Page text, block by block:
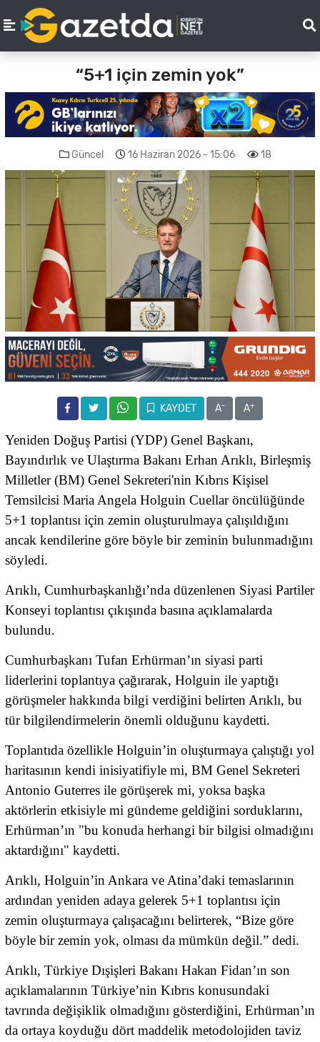
“5+1 için zemin yok”
Güncel 16 Haziran 2026 - 15:06 18
KAYDET A- A+
Yeniden Doğuş Partisi (YDP) Genel Başkanı,
Bayındırlık ve Ulaştırma Bakanı Erhan Arıklı, Birleşmiş
Milletler (BM) Genel Sekreteri'nin Kıbrıs Kişisel
Temsilcisi Maria Angela Holguin Cuellar öncülüğünde
5+1 toplantısı için zemin oluşturulmaya çalışıldığını
ancak kendilerine göre böyle bir zeminin bulunmadığını
söyledi.
Arıklı, Cumhurbaşkanlığı’nda düzenlenen Siyasi Partiler
Konseyi toplantısı çıkışında basına açıklamalarda
bulundu.
Cumhurbaşkanı Tufan Erhürman’ın siyasi parti
liderlerini toplantıya çağırarak, Holguin ile yaptığı
görüşmeler hakkında bilgi verdiğini belirten Arıklı, bu
tür bilgilendirmelerin önemli olduğunu kaydetti.
Toplantıda özellikle Holguin’in oluşturmaya çalıştığı yol
haritasının kendi inisiyatifiyle mi, BM Genel Sekreteri
Antonio Guterres ile görüşerek mi, yoksa başka
aktörlerin etkisiyle mi gündeme geldiğini sorduklarını,
Erhürman’ın "bu konuda herhangi bir bilgisi olmadığını
aktardığını" kaydetti.
Arıklı, Holguin’in Ankara ve Atina’daki temaslarının
ardından yeniden adaya gelerek 5+1 toplantısı için
zemin oluşturmaya çalışacağını belirterek, “Bize göre
böyle bir zemin yok, olması da mümkün değil.” dedi.
Arıklı, Türkiye Dışişleri Bakanı Hakan Fidan’ın son
açıklamalarının Türkiye’nin Kıbrıs konusundaki
tavrında değişiklik olmadığını gösterdiğini, Erhürman’ın
da ortaya koyduğu dört maddelik metodolojiden taviz